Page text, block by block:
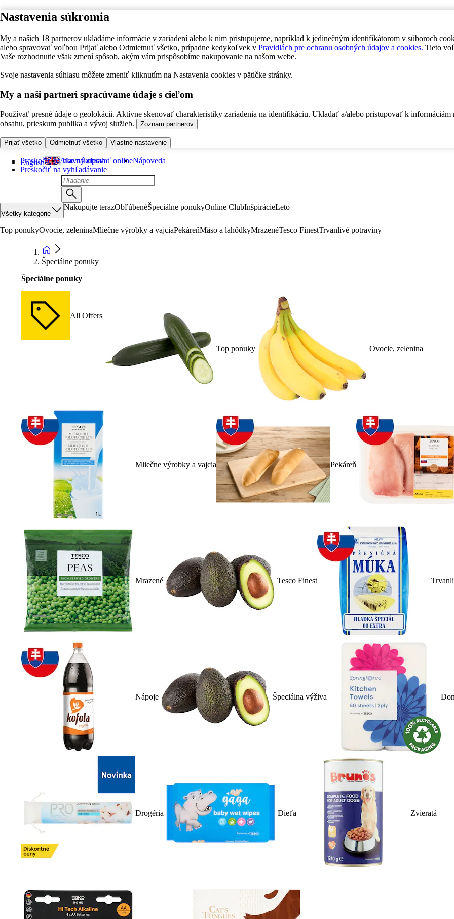
Nastavenia súkromia
My a našich 18 partnerov ukladáme informácie v zariadení alebo k nim pristupujeme, napríklad k jedinečným identifikátorom v súboroch
alebo spravovať voľbou Prijať alebo Odmietnuť všetko, prípadne kedykoľvek v Pravidlách pre ochranu osobných údajov a cookies. Tieto
Vaše rozhodnutie však zmení spôsob, akým vám prispôsobíme nakupovanie na našom webe.
Svoje nastavenia súhlasu môžete zmeniť kliknutím na Nastavenia cookies v pätičke stránky.
My a naši partneri spracúvame údaje s cieľom
Používať presné údaje o geolokácii. Aktívne skenovať charakteristiky zariadenia na identifikáciu. Ukladať a/alebo pristupovať k informáciám
obsahu, prieskum publika a vývoj služieb.
Zoznam partnerov
Prijať všetko Odmietnuť všetko Vlastné nastavenie
Preskočiť na hlavný obsah
Preskočiť na vyhľadávanie
English Ako nakupovať onlineNápoveda
Všetky kategórie
Nakupujte terazObľúbenéŠpeciálne ponukyOnline ClubInšpirácieLeto
Top ponukyOvocie, zeleninaMliečne výrobky a vajciaPekáreňMäso a lahôdkyMrazenéTesco FinestTrvanlivé potraviny
Špeciálne ponuky
Špeciálne ponuky
All Offers
Top ponuky Ovocie, zelenina
Mliečne výrobky a vajcia Pekáreň
Mrazené Tesco Finest
Nápoje Špeciálna výživa
Drogéria Dieťa Zvieratá